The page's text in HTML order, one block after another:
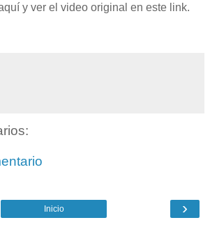
y ver el video original en este link.
›
Inicio